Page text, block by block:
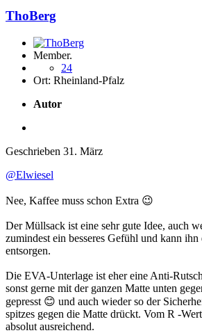
ThoBerg
Member.
24
Ort: Rheinland-Pfalz
Autor
Geschrieben 31. März
@Elwiesel
Nee, Kaffee muss schon Extra 😉
Der Müllsack ist eine sehr gute Idee, auch
zumindest ein besseres Gefühl und kann
entsorgen.
Die EVA-Unterlage ist eher eine Anti-
sonst gerne mit der ganzen Matte unten
gepresst 😊 und auch wieder so der
spitzes gegen die Matte drückt. Vom R -
absolut ausreichend.